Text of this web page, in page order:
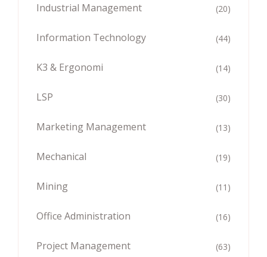
Industrial Management (20)
Information Technology (44)
K3 & Ergonomi (14)
LSP (30)
Marketing Management (13)
Mechanical (19)
Mining (11)
Office Administration (16)
Project Management (63)